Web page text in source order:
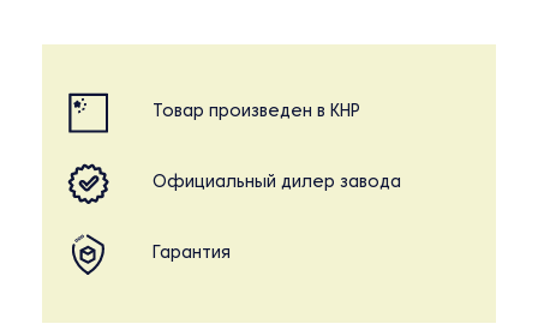
Товар произведен в КНР
Официальный дилер завода
Гарантия